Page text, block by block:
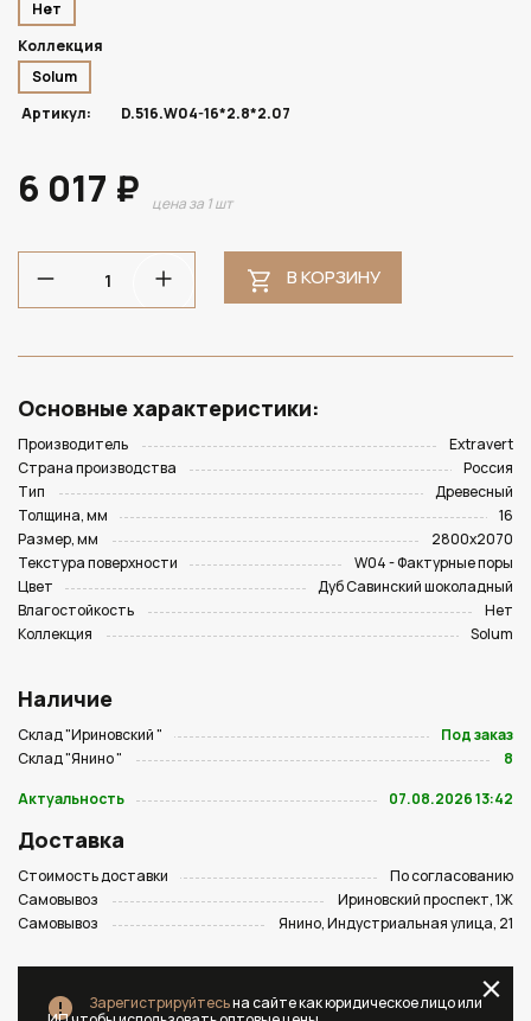
Нет
Коллекция
Solum
Артикул:
D.516.W04-16*2.8*2.07
6 017 ₽ цена за 1 шт
В КОРЗИНУ
Основные характеристики:
Производитель
Extravert
Страна производства
Россия
Тип
Древесный
Толщина, мм
16
Размер, мм
2800х2070
Текстура поверхности
W04 - Фактурные поры
Цвет
Дуб Савинский шоколадный
Влагостойкость
Нет
Коллекция
Solum
Наличие
Склад "Ириновский "
Под заказ
Склад "Янино "
8
Актуальность
07.08.2026 13:42
Доставка
Стоимость доставки
По согласованию
Самовывоз
Ириновский проспект, 1Ж
Самовывоз
Янино, Индустриальная улица, 21
Зарегистрируйтесьна сайте как юридическое лицо или